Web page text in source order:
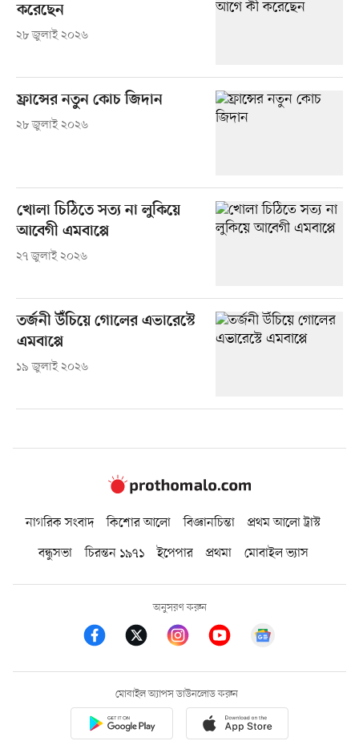
করেছেন
২৮ জুলাই ২০২৬
ফ্রান্সের নতুন কোচ জিদান
২৮ জুলাই ২০২৬
খোলা চিঠিতে সত্য না লুকিয়ে
আবেগী এমবাপ্পে
২৭ জুলাই ২০২৬
তর্জনী উঁচিয়ে গোলের এভারেস্টে
এমবাপ্পে
১৯ জুলাই ২০২৬
নাগরিক সংবাদ কিশোর আলো বিজ্ঞানচিন্তা
প্রথম আলো ট্রাস্ট
বন্ধুসভা
চিরন্তন ১৯৭১ ইপেপার প্রথমা মোবাইল ভ্যাস
অনুসরণ করুন
মোবাইল অ্যাপস ডাউনলোড করুন